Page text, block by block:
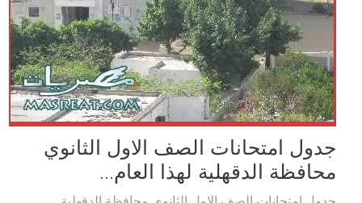
جدول امتحانات الصف الاول الثانوي
محافظة الدقهلية لهذا العام...